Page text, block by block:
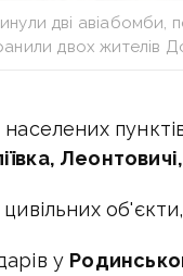
дві авіабомби,
двох жителів
у